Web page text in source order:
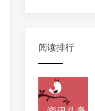
阅读排行